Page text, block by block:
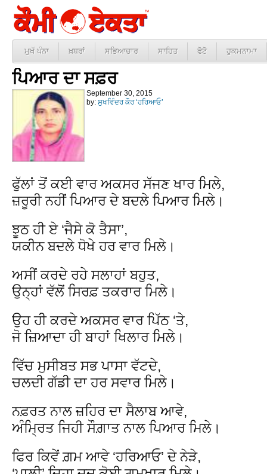
ਮੁਖੱ ਪੰਨਾ ਖ਼ਬਰਾਂ ਸਭਿਆਚਾਰ ਸਾਹਿਤ ਫੋਟੋ ਹੁਕਮਨਾਮਾ
ਪਿਆਰ ਦਾ ਸਫ਼ਰ
September 30, 2015
by: ਸੁਖਵਿੰਦਰ ਕੌਰ ‘ਹਰਿਆਓ’
ਫੁੱਲਾਂ ਤੋਂ ਕਈ ਵਾਰ ਅਕਸਰ ਸੱਜਣ ਖਾਰ ਮਿਲੇ,
ਜ਼ਰੂਰੀ ਨਹੀਂ ਪਿਆਰ ਦੇ ਬਦਲੇ ਪਿਆਰ ਮਿਲੇ।
ਝੂਠ ਹੀ ਏ ‘ਜੈਸੇ ਕੋ ਤੈਸਾ’,
ਯਕੀਨ ਬਦਲੇ ਧੋਖੇ ਹਰ ਵਾਰ ਮਿਲੇ।
ਅਸੀਂ ਕਰਦੇ ਰਹੇ ਸਲਾਹਾਂ ਬਹੁਤ,
ਉਨ੍ਹਾਂ ਵੱਲੋਂ ਸਿਰਫ਼ ਤਕਰਾਰ ਮਿਲੇ।
ਉਹ ਹੀ ਕਰਦੇ ਅਕਸਰ ਵਾਰ ਪਿੱਠ ‘ਤੇ,
ਜੋ ਜ਼ਿਆਦਾ ਹੀ ਬਾਹਾਂ ਖਿਲਾਰ ਮਿਲੇ।
ਵਿੱਚ ਮੁਸੀਬਤ ਸਭ ਪਾਸਾ ਵੱਟਦੇ,
ਚਲਦੀ ਗੱਡੀ ਦਾ ਹਰ ਸਵਾਰ ਮਿਲੇ।
ਨਫ਼ਰਤ ਨਾਲ ਜ਼ਹਿਰ ਦਾ ਸੈਲਾਬ ਆਵੇ,
ਅੰਮ੍ਰਿਤ ਜਿਹੀ ਸੌਗ਼ਾਤ ਨਾਲ ਪਿਆਰ ਮਿਲੇ।
ਫਿਰ ਕਿਵੇਂ ਗ਼ਮ ਆਵੇ ‘ਹਰਿਆਓ’ ਦੇ ਨੇੜੇ,